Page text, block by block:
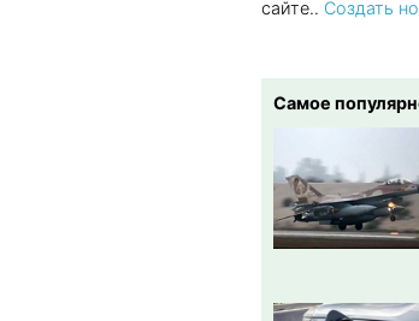
сайте.. Создать
Самое